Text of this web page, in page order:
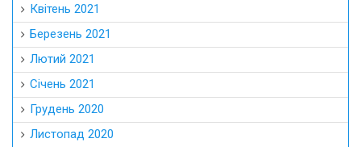
Квітень 2021
Березень 2021
Лютий 2021
Січень 2021
Грудень 2020
Листопад 2020